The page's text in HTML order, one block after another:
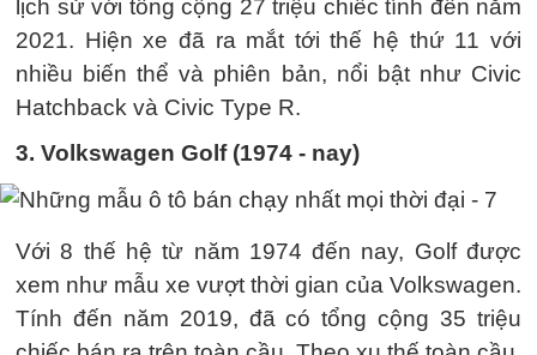
lịch sử với tổng cộng 27 triệu chiếc tính đến năm
2021. Hiện xe đã ra mắt tới thế hệ thứ 11 với
nhiều biến thể và phiên bản, nổi bật như Civic
Hatchback và Civic Type R.
3. Volkswagen Golf (1974 - nay)
Với 8 thế hệ từ năm 1974 đến nay, Golf được
xem như mẫu xe vượt thời gian của Volkswagen.
Tính đến năm 2019, đã có tổng cộng 35 triệu